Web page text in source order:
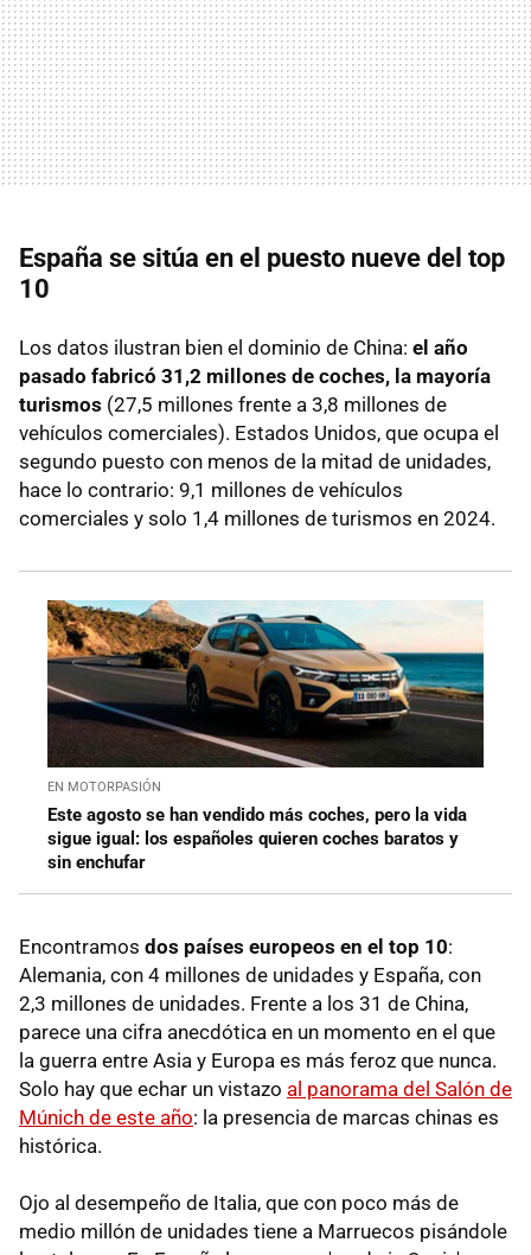
España se sitúa en el puesto nueve del top
10
Los datos ilustran bien el dominio de China: el año
pasado fabricó 31,2 millones de coches, la mayoría
turismos (27,5 millones frente a 3,8 millones de
vehículos comerciales). Estados Unidos, que ocupa el
segundo puesto con menos de la mitad de unidades,
hace lo contrario: 9,1 millones de vehículos
comerciales y solo 1,4 millones de turismos en 2024.
EN MOTORPASIÓN
Este agosto se han vendido más coches, pero la vida
sigue igual: los españoles quieren coches baratos y
sin enchufar
Encontramos dos países europeos en el top 10:
Alemania, con 4 millones de unidades y España, con
2,3 millones de unidades. Frente a los 31 de China,
parece una cifra anecdótica en un momento en el que
la guerra entre Asia y Europa es más feroz que nunca.
Solo hay que echar un vistazo al panorama del Salón de
Múnich de este año: la presencia de marcas chinas es
histórica.
Ojo al desempeño de Italia, que con poco más de
medio millón de unidades tiene a Marruecos pisándole